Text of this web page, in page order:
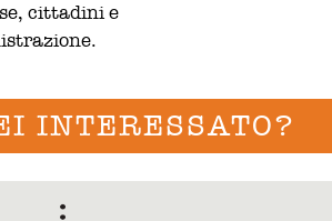
cittadini e
INTERESSATO?